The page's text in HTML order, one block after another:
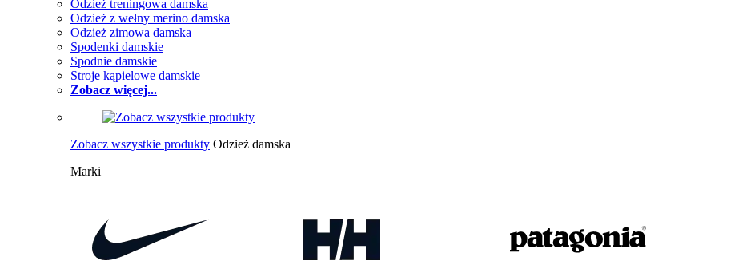
Odzież treningowa damska
Odzież z wełny merino damska
Odzież zimowa damska
Spodenki damskie
Spodnie damskie
Stroje kąpielowe damskie
Zobacz więcej...
Zobacz wszystkie produkty Odzież damska
Marki